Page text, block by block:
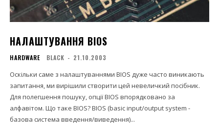
НАЛАШТУВАННЯ BIOS
HARDWARE BLACK - 21.10.2003
Оскільки саме з налаштуваннями BIOS дуже часто виникають
запитання, ми вирішили створити цей невеличкий посібник.
Для полегшення пошуку, опції BIOS впорядковано за
алфавітом. Що таке BIOS? BIOS (basic input/output system -
базова система введення/виведення)...